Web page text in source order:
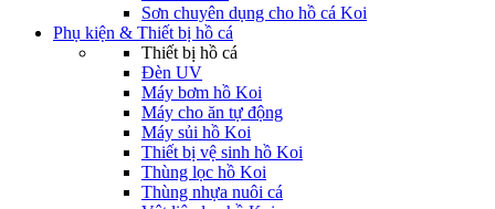
Sơn chuyên dụng cho hồ cá Koi
Phụ kiện & Thiết bị hồ cá
Thiết bị hồ cá
Đèn UV
Máy bơm hồ Koi
Máy cho ăn tự động
Máy sủi hồ Koi
Thiết bị vệ sinh hồ Koi
Thùng lọc hồ Koi
Thùng nhựa nuôi cá